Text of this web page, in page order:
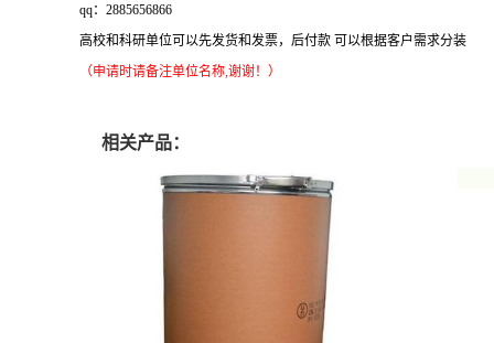
qq：2885656866
高校和科研单位可以先发货和发票，后付款 可以根据客户需求分装
（申请时请备注单位名称,谢谢！）
相关产品：